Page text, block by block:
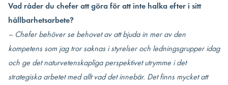
Vad råder du chefer att göra för att inte halka efter i sitt
hållbarhetsarbete?
– Chefer behöver se behovet av att bjuda in mer av den
kompetens som jag tror saknas i styrelser och ledningsgrupper idag
och ge det naturvetenskapliga perspektivet utrymme i det
strategiska arbetet med allt vad det innebär. Det finns mycket att